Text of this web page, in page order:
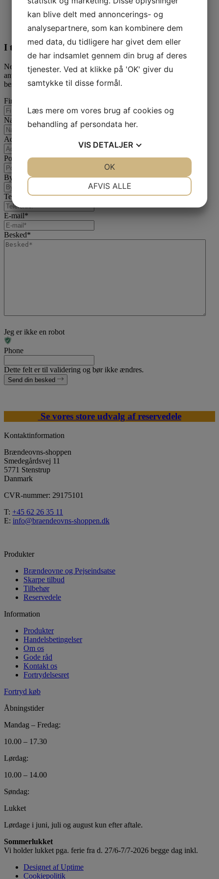
FR 2-02 – Flange ottekantet
1.025,00DKK
I tvivl? Kontakt os i dag
Nedenfor kan du kontakte os. Den følgende kontaktformular kan
anvendes til alle spørgsmål som du ikke har fået svar på her. Vi
bestræber os på at besvare alle henvendelser indenfor 24 timer.
Firmanavn
Navn
Adresse
Postnummer
By
Telefon
E-mail*
Besked*
Jeg er ikke en robot
Phone
Dette felt er til validering og bør ikke ændres.
Send din besked
Se vores store udvalg af reservedele
Kontaktinformation
Brændeovns-shoppen
Smedegårdsvej 11
5771 Stenstrup
Danmark
CVR-nummer: 29175101
T: +45 62 26 35 11
E: info@braendeovns-shoppen.dk
Produkter
Brændeovne og Pejseindsatse
Skarpe tilbud
Tilbehør
Reservedele
Information
Produkter
Handelsbetingelser
Om os
Gode råd
Kontakt os
Fortrydelsesret
Fortryd køb
Åbningstider
Mandag – Fredag:
10.00 – 17.30
Lørdag:
10.00 – 14.00
Søndag:
Lukket
Lørdage i juni, juli og august kun efter aftale.
Sommerlukket
Vi holder lukket pga. ferie fra d. 27/6-7/7-2026 begge dag inkl.
Designet af Uptime
Cookiepolitik
kan blive delt med annoncerings- og
analysepartnere, som kan kombinere dem
med data, du tidligere har givet dem eller
de har indsamlet gennem din brug af deres
tjenester. Ved at klikke på 'OK' giver du
samtykke til disse formål.
Læs mere om vores brug af cookies og
behandling af persondata her.
VIS DETALJER
AFVIS ALLE
OK